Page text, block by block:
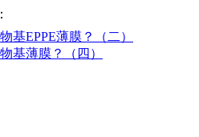
基EPPE薄膜？（二）
基薄膜？（四）